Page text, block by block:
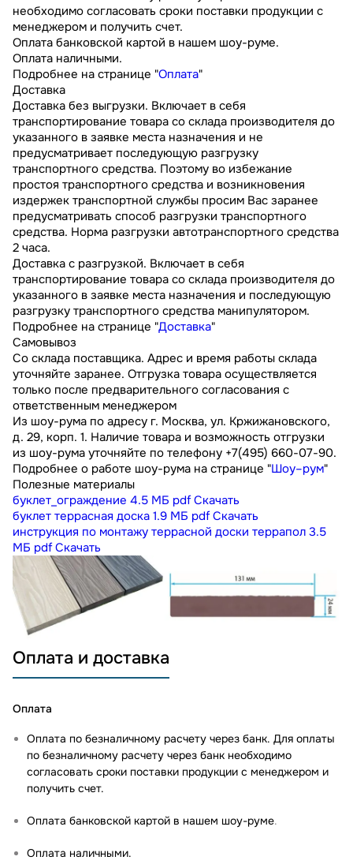
необходимо согласовать сроки поставки продукции с
менеджером и получить счет.
Оплата банковской картой в нашем шоу-руме.
Оплата наличными.
Подробнее на странице "Оплата"
Доставка
Доставка без выгрузки. Включает в себя
транспортирование товара со склада производителя до
указанного в заявке места назначения и не
предусматривает последующую разгрузку
транспортного средства. Поэтому во избежание
простоя транспортного средства и возникновения
издержек транспортной службы просим Вас заранее
предусматривать способ разгрузки транспортного
средства. Норма разгрузки автотранспортного средства
2 часа.
Доставка с разгрузкой. Включает в себя
транспортирование товара со склада производителя до
указанного в заявке места назначения и последующую
разгрузку транспортного средства манипулятором.
Подробнее на странице "Доставка"
Самовывоз
Со склада поставщика. Адрес и время работы склада
уточняйте заранее. Отгрузка товара осуществляется
только после предварительного согласования с
ответственным менеджером
Из шоу-рума по адресу г. Москва, ул. Кржижановского,
д. 29, корп. 1. Наличие товара и возможность отгрузки
из шоу-рума уточняйте по телефону +7(495) 660-07-90.
Подробнее о работе шоу-рума на странице "Шоу–рум"
Полезные материалы
буклет_ограждение 4.5 МБ pdf Скачать
буклет террасная доска 1.9 МБ pdf Скачать
инструкция по монтажу террасной доски террапол 3.5
МБ pdf Скачать
Оплата и доставка
Оплата
Оплата по безналичному расчету через банк. Для оплаты
по безналичному расчету через банк необходимо
согласовать сроки поставки продукции с менеджером и
получить счет.
Оплата банковской картой в нашем шоу-руме.
Оплата наличными.